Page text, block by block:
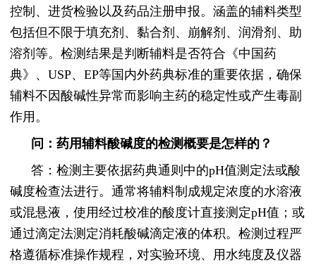
控制、进货检验以及药品注册申报。涵盖的辅料类型
包括但不限于填充剂、黏合剂、崩解剂、润滑剂、助
溶剂等。检测结果是判断辅料是否符合《中国药
典》、USP、EP等国内外药典标准的重要依据，确保
辅料不因酸碱性异常而影响主药的稳定性或产生毒副
作用。
问：药用辅料酸碱度的检测概要是怎样的？
答：检测主要依据药典通则中的pH值测定法或酸
碱度检查法进行。通常将辅料制成规定浓度的水溶液
或混悬液，使用经过校准的酸度计直接测定pH值；或
通过滴定法测定消耗酸碱滴定液的体积。检测过程严
格遵循标准操作规程，对实验环境、用水纯度及仪器